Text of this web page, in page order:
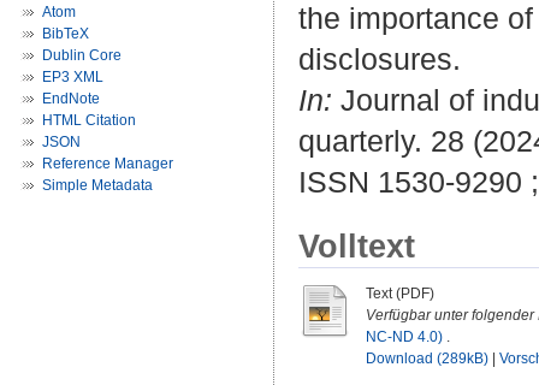
Atom
BibTeX
Dublin Core
EP3 XML
EndNote
HTML Citation
JSON
Reference Manager
Simple Metadata
the importance
disclosures.
In: Journal of
quarterly. 28
ISSN 1530-9290
Volltext
Text (PDF)
Verfügbar unter folgender
NC-ND 4.0) .
Download (289kB)